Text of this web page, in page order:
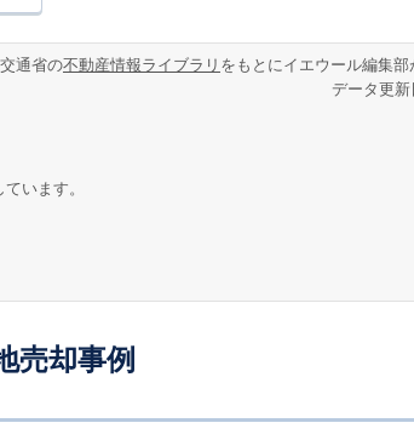
通省の不動産情報ライブラリ をもとにイエウール編集部
データ更新
います。
売却事例